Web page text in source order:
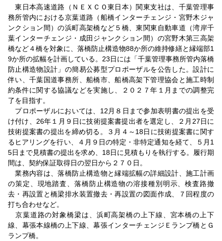
東日本高速道路（ＮＥＸＣＯ東日本）関東支社は、千葉管理事
務所管内における京葉道路（船橋インターチェンジ・宮野木ジャ
ンクション間）の浜町高架橋など５橋、東関東自動車道（湾岸千
葉インターチェンジ・成田ジャンクション間）の宮野木第三高架
橋など４橋を対象に、落橋防止構造物88か所の維持修繕と縁端部1
9か所の拡幅を計画している。23日には「千葉管理事務所管内落橋
防止構造物設計」の簡易公募型プロポーザルを公告した。設計に
伴い、千葉国道事務所、船橋市、船橋高架下管理協会と施工時制
約条件に関する協議などを実施し、２０２７年１月までの調整完
了を目指す。
プロポーザルにおいては、12月８日まで参加表明書の提出を受
け付け、26年１月９日に技術提案書提出者を選定し、２月27日に
技術提案書の提出を締め切る。３月４～18日に技術提案書に関す
るヒアリングを行い、４月９日の特定・非特定通知を経て、５月1
5日まで見積書の提出を求め、18日に見積もりを執行する。履行期
間は、契約保証取得日の翌日から２７０日。
業務内容は、落橋防止構造物と縁端拡幅の詳細設計、施工計画
の策定、現地踏査、落橋防止構造物の溶接種別明示、検査路撤
去・再設置と橋梁排水装置撤去・再設置の図面作成、７回程度の
打ち合わせなど。
京葉道路の対象橋梁は、浜町高架橋の上下線、宮本橋の上下
線、幕張本線橋の上下線、幕張インターチェンジＥランプ橋とＧ
ランプ橋。